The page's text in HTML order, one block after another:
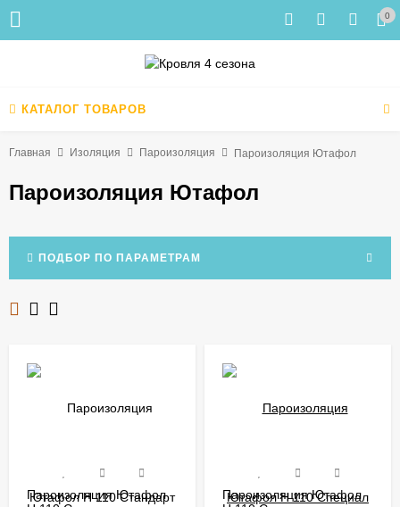
0
КАТАЛОГ ТОВАРОВ
Главная Изоляция Пароизоляция Пароизоляция Ютафол
Пароизоляция Ютафол
ПОДБОР ПО ПАРАМЕТРАМ
Пароизоляция Ютафол
Пароизоляция Ютафол